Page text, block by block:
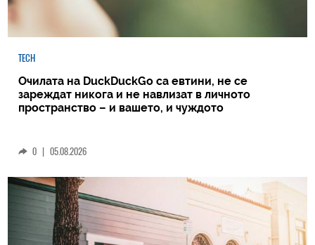
TECH
Очилата на DuckDuckGo са евтини, не се
зареждат никога и не навлизат в личното
пространство – и вашето, и чуждото
0 | 05.08.2026